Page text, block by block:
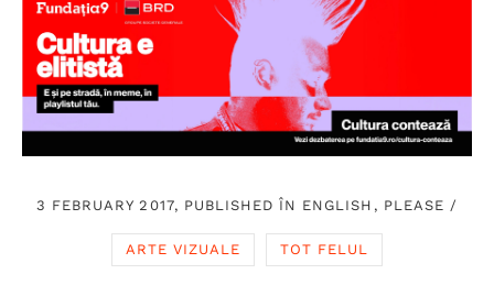
3 FEBRUARY 2017, PUBLISHED ÎN ENGLISH, PLEASE /
ARTE VIZUALE TOT FELUL